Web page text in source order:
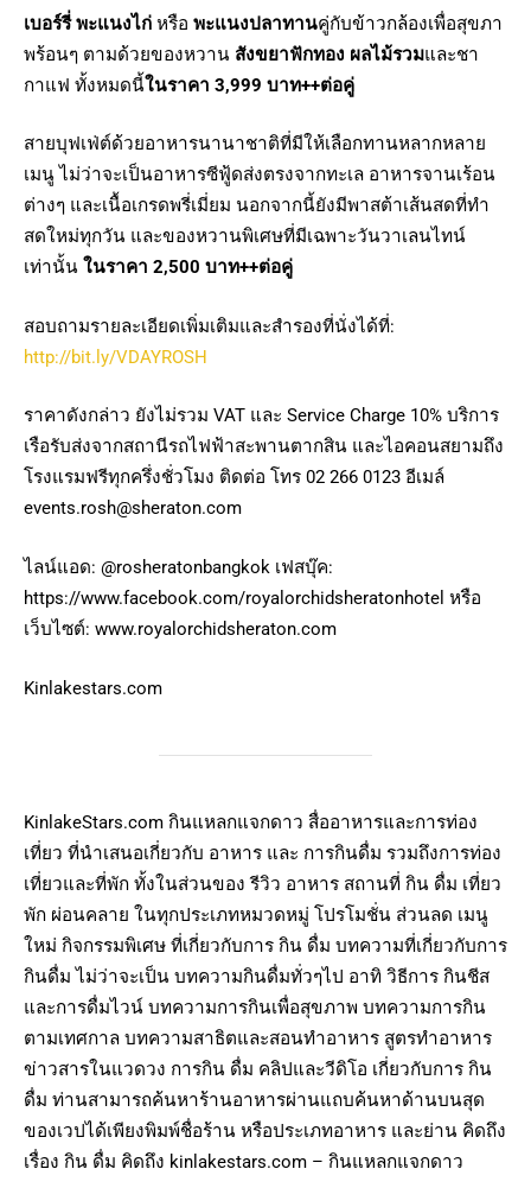
เบอร์รี่ พะแนงไก่ หรือ พะแนงปลาทานคู่กับข้าวกล้องเพื่อสุขภา
พร้อนๆ ตามด้วยของหวาน สังขยาฟักทอง ผลไม้รวมและชา
กาแฟ ทั้งหมดนี้ในราคา 3,999 บาท++ต่อคู่
สายบุฟเฟ่ต์ด้วยอาหารนานาชาติที่มีให้เลือกทานหลากหลาย
เมนู ไม่ว่าจะเป็นอาหารซีฟู้ดส่งตรงจากทะเล อาหารจานเร้อน
ต่างๆ และเนื้อเกรดพรี่เมี่ยม นอกจากนี้ยังมีพาสต้าเส้นสดที่ทำ
สดใหม่ทุกวัน และของหวานพิเศษที่มีเฉพาะวันวาเลนไทน์
เท่านั้น ในราคา 2,500 บาท++ต่อคู่
สอบถามรายละเอียดเพิ่มเติมและสำรองที่นั่งได้ที่:
http://bit.ly/VDAYROSH
ราคาดังกล่าว ยังไม่รวม VAT และ Service Charge 10% บริการ
เรือรับส่งจากสถานีรถไฟฟ้าสะพานตากสิน และไอคอนสยามถึง
โรงแรมฟรีทุกครึ่งชั่วโมง ติดต่อ โทร 02 266 0123 อีเมล์
events.rosh@sheraton.com
ไลน์แอด: @rosheratonbangkok เฟสบุ๊ค:
https://www.facebook.com/royalorchidsheratonhotel หรือ
เว็บไซต์: www.royalorchidsheraton.com
Kinlakestars.com
KinlakeStars.com กินแหลกแจกดาว สื่ออาหารและการท่อง
เที่ยว ที่นำเสนอเกี่ยวกับ อาหาร และ การกินดื่ม รวมถึงการท่อง
เที่ยวและที่พัก ทั้งในส่วนของ รีวิว อาหาร สถานที่ กิน ดื่ม เที่ยว
พัก ผ่อนคลาย ในทุกประเภทหมวดหมู่ โปรโมชั่น ส่วนลด เมนู
ใหม่ กิจกรรมพิเศษ ที่เกี่ยวกับการ กิน ดื่ม บทความที่เกี่ยวกับการ
กินดื่ม ไม่ว่าจะเป็น บทความกินดื่มทั่วๆไป อาทิ วิธีการ กินชีส
และการดื่มไวน์ บทความการกินเพื่อสุขภาพ บทความการกิน
ตามเทศกาล บทความสาธิตและสอนทำอาหาร สูตรทำอาหาร
ข่าวสารในแวดวง การกิน ดื่ม คลิปและวีดิโอ เกี่ยวกับการ กิน
ดื่ม ท่านสามารถค้นหาร้านอาหารผ่านแถบค้นหาด้านบนสุด
ของเวปได้เพียงพิมพ์ชื่อร้าน หรือประเภทอาหาร และย่าน คิดถึง
เรื่อง กิน ดื่ม คิดถึง kinlakestars.com – กินแหลกแจกดาว